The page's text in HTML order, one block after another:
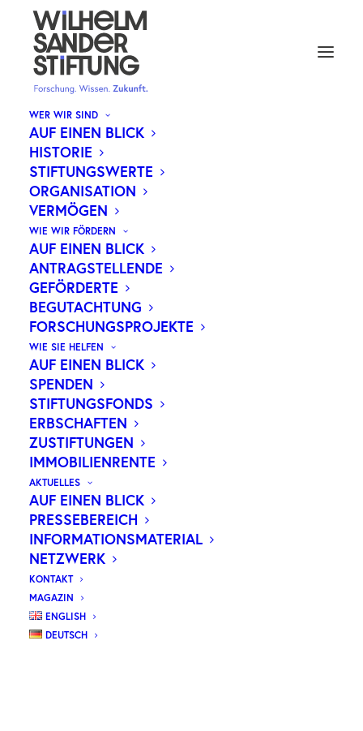
WER WIR SIND
AUF EINEN BLICK
HISTORIE
STIFTUNGSWERTE
ORGANISATION
VERMÖGEN
WIE WIR FÖRDERN
AUF EINEN BLICK
ANTRAGSTELLENDE
GEFÖRDERTE
BEGUTACHTUNG
FORSCHUNGSPROJEKTE
WIE SIE HELFEN
AUF EINEN BLICK
SPENDEN
STIFTUNGSFONDS
ERBSCHAFTEN
ZUSTIFTUNGEN
IMMOBILIENRENTE
AKTUELLES
AUF EINEN BLICK
PRESSEBEREICH
INFORMATIONSMATERIAL
NETZWERK
KONTAKT
MAGAZIN
ENGLISH
DEUTSCH